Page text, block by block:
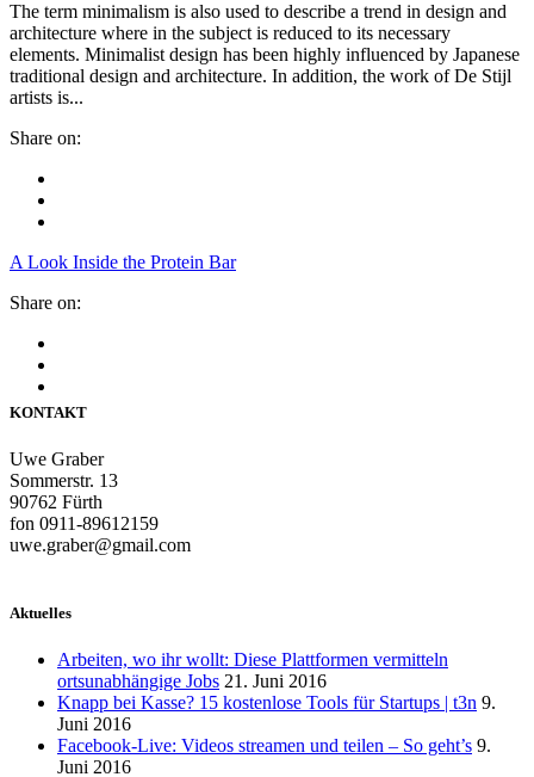
The term minimalism is also used to describe a trend in design and
architecture where in the subject is reduced to its necessary
elements. Minimalist design has been highly influenced by Japanese
traditional design and architecture. In addition, the work of De Stijl
artists is...
Share on:
A Look Inside the Protein Bar
Share on:
KONTAKT
Uwe Graber
Sommerstr. 13
90762 Fürth
fon 0911-89612159
uwe.graber@gmail.com
Aktuelles
Arbeiten, wo ihr wollt: Diese Plattformen vermitteln
ortsunabhängige Jobs 21. Juni 2016
Knapp bei Kasse? 15 kostenlose Tools für Startups | t3n 9.
Juni 2016
Facebook-Live: Videos streamen und teilen – So geht’s 9.
Juni 2016